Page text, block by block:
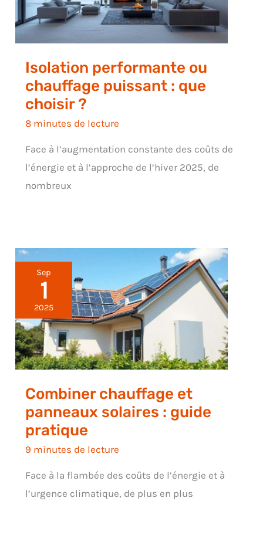
Isolation performante ou
chauffage puissant : que
choisir ?
8 minutes de lecture
Face à l’augmentation constante des coûts de
l’énergie et à l’approche de l’hiver 2025, de
nombreux
Sep
1
2025
Combiner chauffage et
panneaux solaires : guide
pratique
9 minutes de lecture
Face à la flambée des coûts de l’énergie et à
l’urgence climatique, de plus en plus